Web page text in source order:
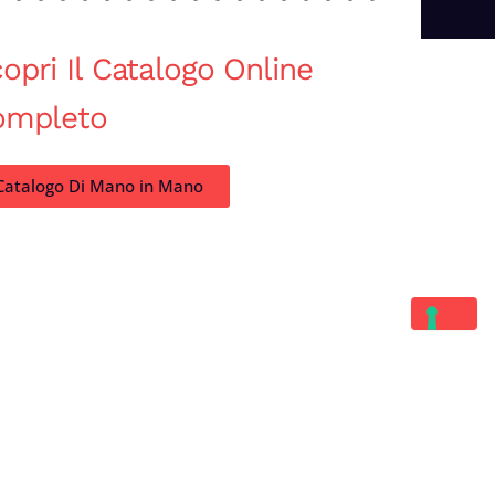
Il Catalogo Online
Di Mano in Mano